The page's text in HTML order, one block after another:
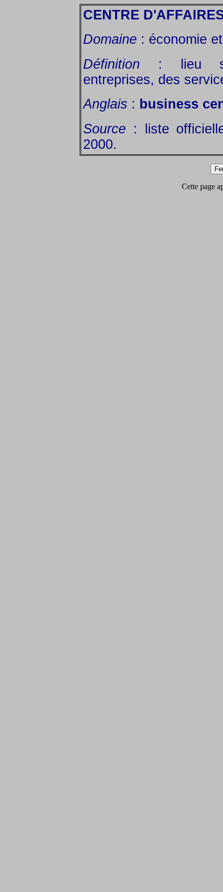
CENTRE
Domaine : économie
Définition : lieu
entreprises, des
Anglais : business
Source : liste
2000.
Cette page